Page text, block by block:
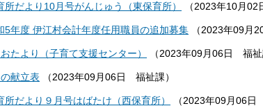
所だより10月号がんじゅう（東保育所） （ 2023年10月02
5年度 伊江村会計年度任用職員の追加募集 （ 2023年09月
たより（子育て支援センター） （ 2023年09月06日 福
献立表 （ 2023年09月06日 福祉課 ）
所だより９月号はばたけ（西保育所） （ 2023年09月06日